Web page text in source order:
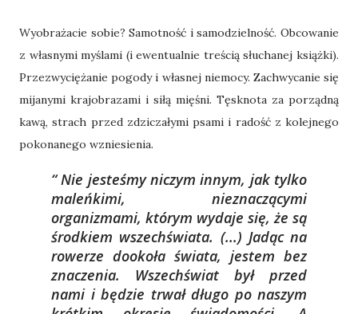
Wyobrażacie sobie? Samotność i samodzielność. Obcowanie
z własnymi myślami (i ewentualnie treścią słuchanej książki).
Przezwyciężanie pogody i własnej niemocy. Zachwycanie się
mijanymi krajobrazami i siłą mięśni. Tęsknota za porządną
kawą, strach przed zdziczałymi psami i radość z kolejnego
pokonanego wzniesienia.
Nie jesteśmy niczym innym, jak tylko
maleńkimi, nieznaczącymi
organizmami, którym wydaje się, że są
środkiem wszechświata. (...) Jadąc na
rowerze dookoła świata, jestem bez
znaczenia. Wszechświat był przed
nami i będzie trwał długo po naszym